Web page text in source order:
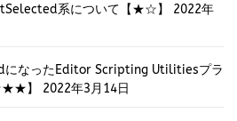
系について【★☆】
2022年
になったEditor Scripting Utilitiesプラ
】
2022年3月14日